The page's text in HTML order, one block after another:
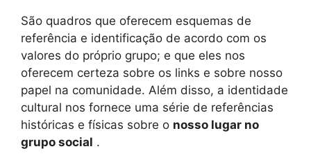
São quadros que oferecem esquemas de
referência e identificação de acordo com os
valores do próprio grupo; e que eles nos
oferecem certeza sobre os links e sobre nosso
papel na comunidade. Além disso, a identidade
cultural nos fornece uma série de referências
históricas e físicas sobre o nosso lugar no
grupo social .